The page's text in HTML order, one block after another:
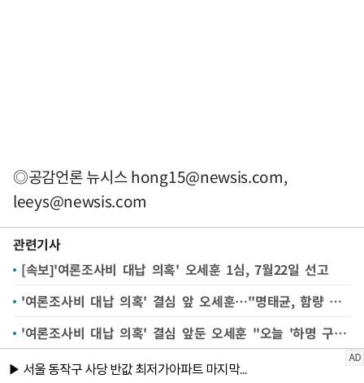
◎공감언론 뉴시스hong15@newsis.com,
leeys@newsis.com
관련기사
[속보]'여론조사비 대납 의혹' 오세훈 1심, 7월22일 선고
'여론조사비 대납 의혹' 결심 앞 오세훈…"명태균, 함량 미달"(종합)
'여론조사비 대납 의혹' 결심 앞둔 오세훈 "오늘 '하명 구형' 예상"